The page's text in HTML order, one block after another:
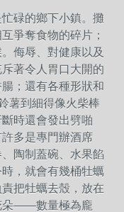
碌的鄉下小鎮。攤
爭奪食物的碎片；
侮辱、對健康以及
著令人胃口大開的
；還有各種形狀和
薯到細得像火柴棒
時還會發出劈啪
多是專門辦酒席
陶制蓋碗、水果餡
，就會有幾桶牡蠣
把牡蠣去殼，放在
朵——數量極為龐